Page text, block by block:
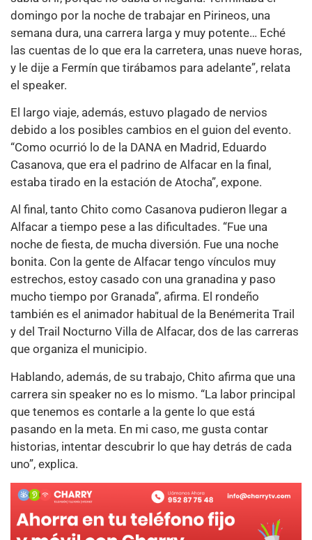
domingo por la noche de trabajar en Pirineos, una
semana dura, una carrera larga y muy potente… Eché
las cuentas de lo que era la carretera, unas nueve horas,
y le dije a Fermín que tirábamos para adelante”, relata
el speaker.
El largo viaje, además, estuvo plagado de nervios
debido a los posibles cambios en el guion del evento.
“Como ocurrió lo de la DANA en Madrid, Eduardo
Casanova, que era el padrino de Alfacar en la final,
estaba tirado en la estación de Atocha”, expone.
Al final, tanto Chito como Casanova pudieron llegar a
Alfacar a tiempo pese a las dificultades. “Fue una
noche de fiesta, de mucha diversión. Fue una noche
bonita. Con la gente de Alfacar tengo vínculos muy
estrechos, estoy casado con una granadina y paso
mucho tiempo por Granada”, afirma. El rondeño
también es el animador habitual de la Benémerita Trail
y del Trail Nocturno Villa de Alfacar, dos de las carreras
que organiza el municipio.
Hablando, además, de su trabajo, Chito afirma que una
carrera sin speaker no es lo mismo. “La labor principal
que tenemos es contarle a la gente lo que está
pasando en la meta. En mi caso, me gusta contar
historias, intentar descubrir lo que hay detrás de cada
uno”, explica.